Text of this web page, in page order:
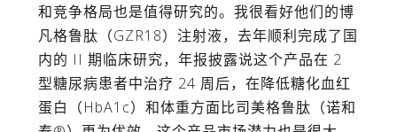
和竞争格局也是值得研究的。我很看好他们的博
凡格鲁肽（GZR18）注射液，去年顺利完成了国
内的 II 期临床研究，年报披露说这个产品在 2
型糖尿病患者中治疗 24 周后，在降低糖化血红
蛋白（HbA1c）和体重方面比司美格鲁肽（诺和